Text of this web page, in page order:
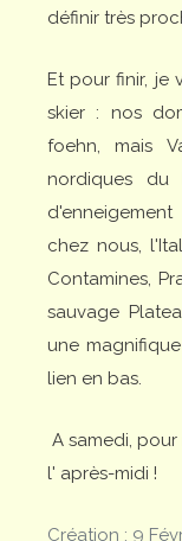
définir très
Et pour finir, je
skier : nos
foehn, mais
nordiques du
chez nous,
Contamines,
sauvage
une
lien en bas.
A samedi,
l' après-midi !
Création : 9